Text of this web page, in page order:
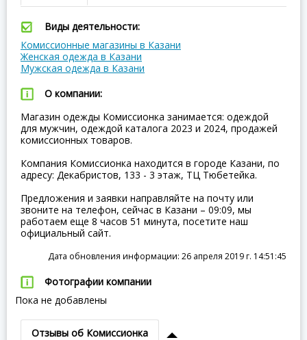
Виды деятельности:
Комиссионные магазины в Казани
Женская одежда в Казани
Мужская одежда в Казани
О компании:
Магазин одежды Комиссионка занимается: одеждой
для мужчин, одеждой каталога 2023 и 2024, продажей
комиссионных товаров.
Компания Комиссионка находится в городе Казани, по
адресу: Декабристов, 133 - 3 этаж, ТЦ Тюбетейка.
Предложения и заявки направляйте на почту или
звоните на телефон, сейчас в Казани – 09:09, мы
работаем еще 8 часов 51 минута, посетите наш
официальный сайт.
Дата обновления информации: 26 апреля 2019 г. 14:51:45
Фотографии компании
Пока не добавлены
Отзывы об Комиссионка